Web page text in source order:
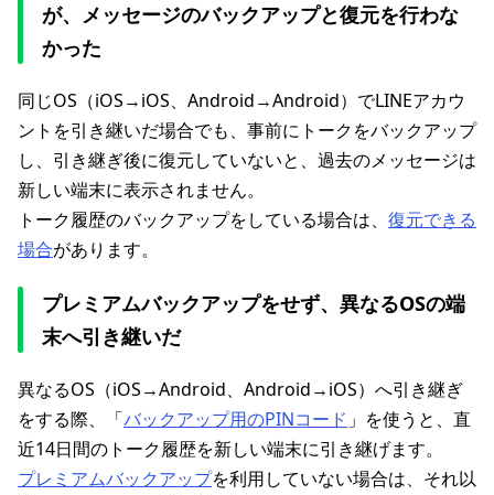
が、メッセージのバックアップと復元を行わな
かった
同じOS（iOS→iOS、Android→Android）でLINEアカウ
ントを引き継いだ場合でも、事前にトークをバックアップ
し、引き継ぎ後に復元していないと、過去のメッセージは
新しい端末に表示されません。
トーク履歴のバックアップをしている場合は、 復元できる
場合があります。
プレミアムバックアップをせず、異なるOSの端
末へ引き継いだ
異なるOS（iOS→Android、Android→iOS）へ引き継ぎ
をする際、「バックアップ用のPINコード 」を使うと、直
近14日間のトーク履歴を新しい端末に引き継げます。
プレミアムバックアップを利用していない場合は、それ以